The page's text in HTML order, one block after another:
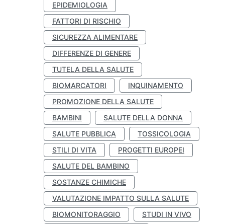
EPIDEMIOLOGIA
FATTORI DI RISCHIO
SICUREZZA ALIMENTARE
DIFFERENZE DI GENERE
TUTELA DELLA SALUTE
BIOMARCATORI
INQUINAMENTO
PROMOZIONE DELLA SALUTE
BAMBINI
SALUTE DELLA DONNA
SALUTE PUBBLICA
TOSSICOLOGIA
STILI DI VITA
PROGETTI EUROPEI
SALUTE DEL BAMBINO
SOSTANZE CHIMICHE
VALUTAZIONE IMPATTO SULLA SALUTE
BIOMONITORAGGIO
STUDI IN VIVO